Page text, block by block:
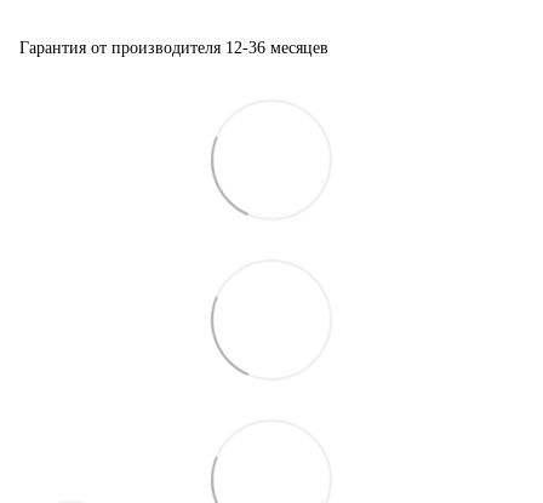
Гарантия от производителя 12-36 месяцев